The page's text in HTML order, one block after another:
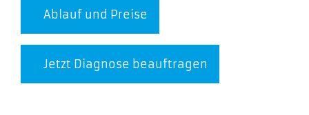
Ablauf und Preise
Jetzt Diagnose beauftragen